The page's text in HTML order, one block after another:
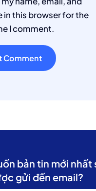
in this browser for the
I comment.
bản tin mới nhất
gửi đến email?